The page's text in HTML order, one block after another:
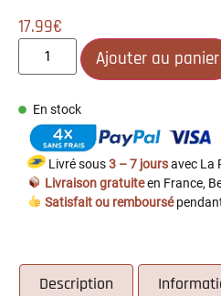
17.99€
Ajouter au panier
En stock
Livré sous3 – 7 joursavec La
Livraison gratuiteen France,
Satisfait ou remboursé
Description